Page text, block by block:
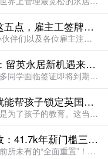
英国工签重要变更！做错这五点，雇主工签牌照直接被吊销，工签持有者也一起遭殃！！！
英国申请工作签证/工签拍照的小伙伴们以及各位雇主注意了！前段时间我们刚刚和大家分享，英国工作签证境内、境外申请 流程面临新变化，移民局或将增加面试环节，意味着工签政策进一步收紧；而就在最近，英国移民局...
PSW签证临近到期？喜讯：留英永居新机遇来了！再也不用愁雇主不给工签！
随着英国毕业季的到来，越来越多同学面临签证即将到期的问题，众不少同学都在计划自己未来的发展，希望留英的朋友不在少数。但在英国，寻找一份既能拿工签又能获得永居的工作变得越来越难！移民局也已经明确表示，将...
没想到家长办英国工签，就能帮孩子锁定英国顶尖公校名额，免学费！
许多到英国来定居的中国人，都是为了孩子的教育。这当然和英国的教育水平分不开。大流行后，许多国内国际学校面临严重的教师短缺问题。国内国际学校的学费高昂，平均一年花费在20万人民币左右，加上兴趣班等各种开...
一文看懂英国工签炸裂新政：41.7k年薪门槛三周后立即实施，这些岗位不能带家属来英！
突发：英国移民政策正经历一场前所未有的“全面重置”！2025年7月1日，英国内政部发布了长达138页的《移民规则变更声明》（HC 997），宣布自2025年7月22日起，对英国工作签证途径（Skill